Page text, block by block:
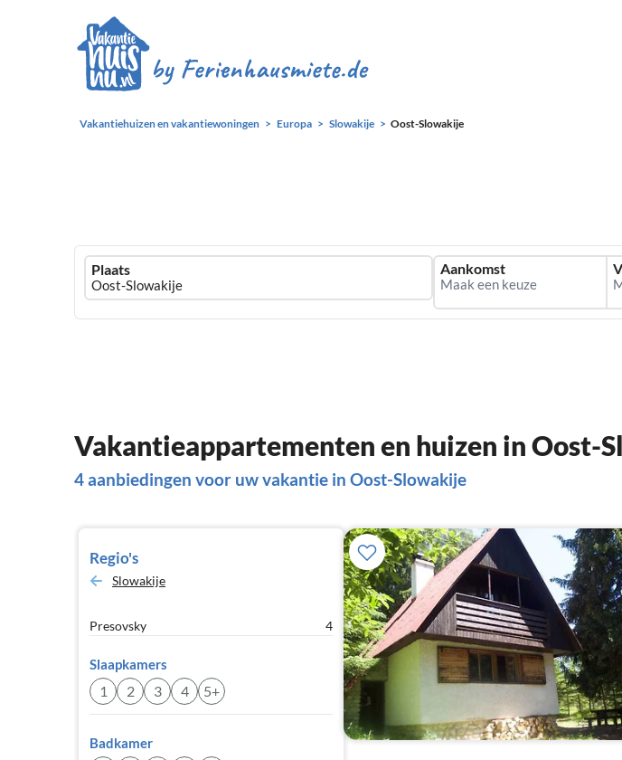
Vakantiehuizen en vakantiewoningen Europa Slowakije Oost-Slowakije
Ferienhausmiete
logo
Plaats Aankomst
Vakantieappartementen en huizen in Oost-
4 aanbiedingen voor uw vakantie in Oost-Slowakije
Regio's
Slowakije
Presovsky 4
Slaapkamers
1 2 3 4 5+
Badkamer